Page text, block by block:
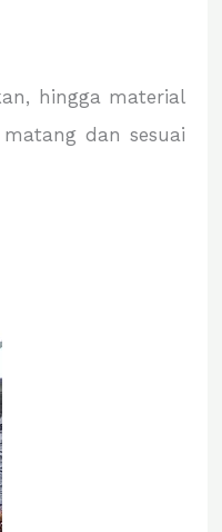
hingga material
dan sesuai